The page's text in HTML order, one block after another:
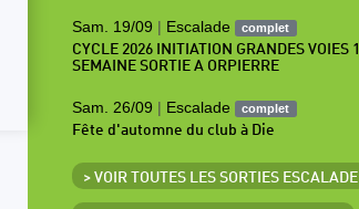
Sam. 19/09 | Escalade complet
CYCLE 2026 INITIATION GRANDES VOIES 1
SEMAINE SORTIE A ORPIERRE
Sam. 26/09 | Escalade complet
Fête d'automne du club à Die
> VOIR TOUTES LES SORTIES ESCALADE